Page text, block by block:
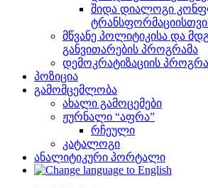
შიდა დიალოგი
მწვანე პოლიტიკისა და
განვითარების პროგრამა
დემოკრატიზაციის
პოზიცია
გამომცემლობა
ახალი გამოცემები
ჟურნალი “აფრა”
რჩეული
კატალოგი
ანალიტიკური პორტალი